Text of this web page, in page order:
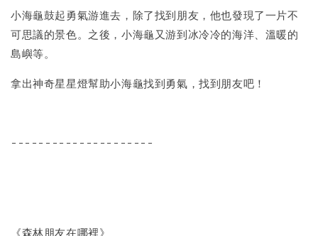
小海龜鼓起勇氣游進去，除了找到朋友，他也發現了一片不
可思議的景色。之後，小海龜又游到冰冷冷的海洋、溫暖的
島嶼等。
拿出神奇星星燈幫助小海龜找到勇氣，找到朋友吧！
---------------------
《森林朋友在哪裡》